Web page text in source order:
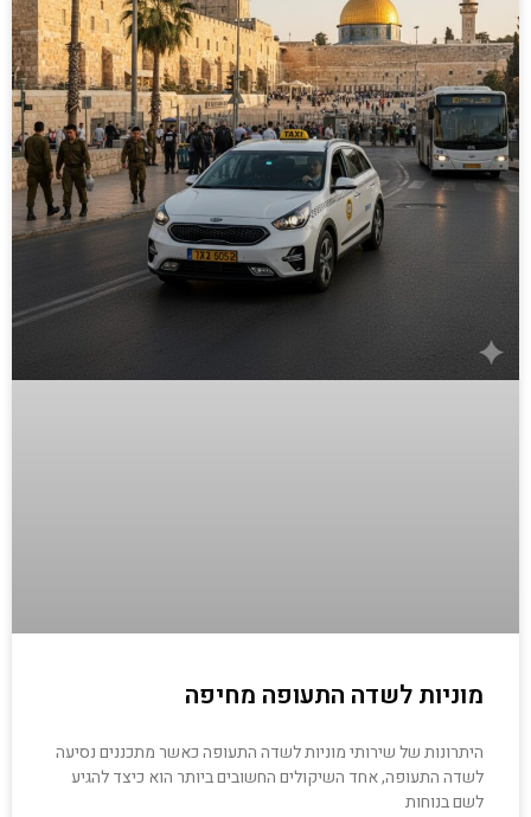
מוניות לשדה התעופה מחיפה
היתרונות של שירותי מוניות לשדה התעופה כאשר מתכננים נסיעה
לשדה התעופה, אחד השיקולים החשובים ביותר הוא כיצד להגיע
לשם בנוחות